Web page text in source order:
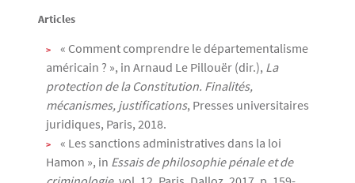
Articles
« Comment comprendre le départementalisme
américain ? », in Arnaud Le Pillouër (dir.), La
protection de la Constitution. Finalités,
mécanismes, justifications, Presses universitaires
juridiques, Paris, 2018.
« Les sanctions administratives dans la loi
Hamon », in Essais de philosophie pénale et de